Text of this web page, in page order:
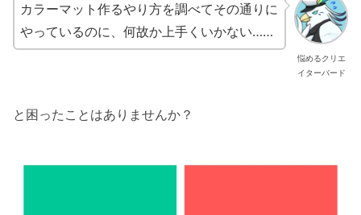
悩めるクリエ
イターバード
カラーマット作るやり方を調べてその通りに
やっているのに、何故か上手くいかない……
と困ったことはありませんか？